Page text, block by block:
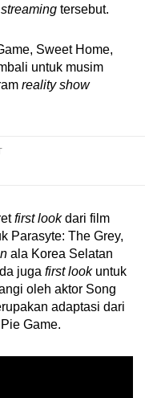
streaming tersebut.
Sweet Home,
untuk musim
reality show
first lookdari film
Parasyte: The Grey,
ala Korea Selatan
juga first look untuk
oleh aktor Song
adaptasi dari
Game.